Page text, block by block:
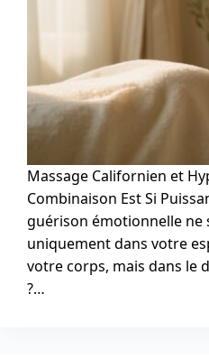
Massage Californien et
Combinaison Est Si
guérison émotionnelle ne
uniquement dans votre
votre corps, mais dans le
?…